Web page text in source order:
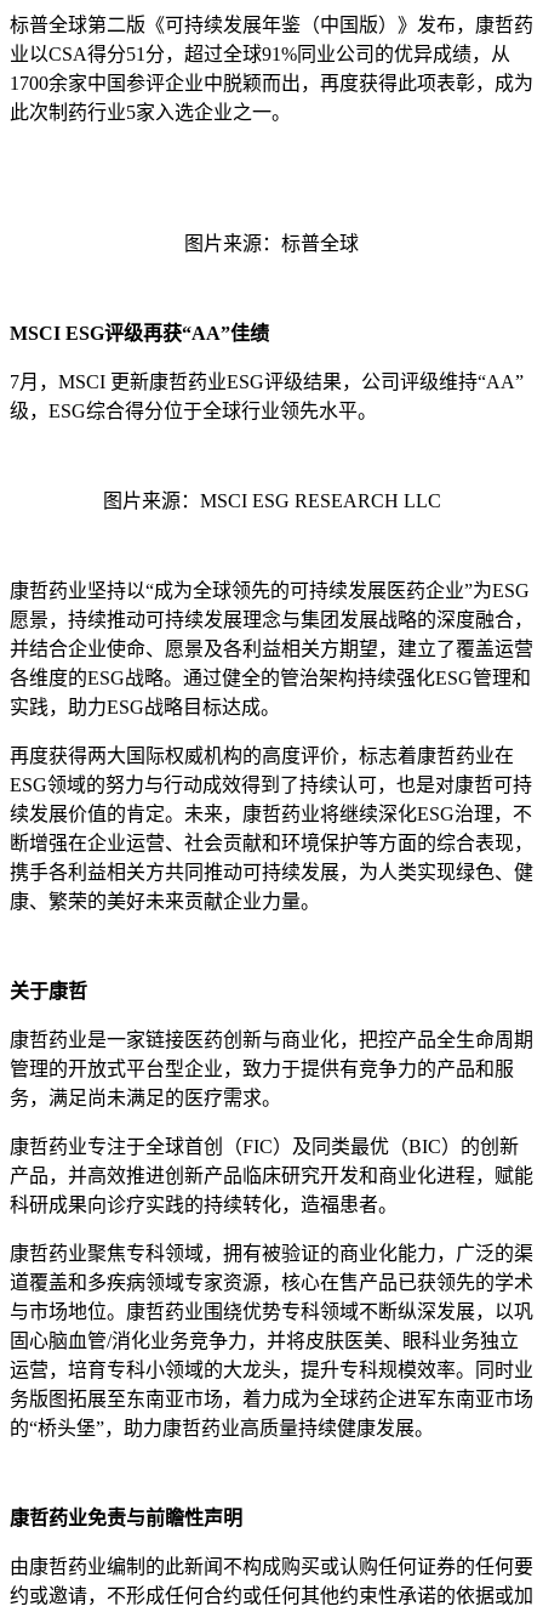
标普全球第二版《可持续发展年鉴（中国版）》发布，康哲药
业以CSA得分51 分，超过全球91%同业公司的优异成绩，从
1700余家中国参评企业中脱颖而出，再度获得此项表彰，成为
此次制药行业5家入选企业之一。
图片来源：标普全球
MSCI ESG评级再获“AA”佳绩
7月， MSCI 更新康哲药业ESG评级结果，公司评级维持“AA”
级， ESG综合得分位于全球行业领先水平。
图片来源： MSCI ESG RESEARCH LLC
康哲药业坚持以“成为全球领先的可持续发展医药企业”为ESG
愿景，持续推动可持续发展理念与集团发展战略的深度融合，
并结合企业使命、愿景及各利益相关方期望，建立了覆盖运营
各维度的ESG战略。通过健全的管治架构持续强化ESG管理和
实践，助力ESG战略目标达成。
再度获得两大国际权威机构的高度评价，标志着康哲药业在
ESG领域的努力与行动成效得到了持续认可，也是对康哲可持
续发展价值的肯定。未来，康哲药业将继续深化ESG治理，不
断增强在企业运营、社会贡献和环境保护等方面的综合表现，
携手各利益相关方共同推动可持续发展，为人类实现绿色、健
康、繁荣的美好未来贡献企业力量。
关于康哲
康哲药业是一家链接医药创新与商业化，把控产品全生命周期
管理的开放式平台型企业，致力于提供有竞争力的产品和服
务，满足尚未满足的医疗需求。
康哲药业专注于全球首创（FIC）及同类最优（BIC）的创新
产品，并高效推进创新产品临床研究开发和商业化进程，赋能
科研成果向诊疗实践的持续转化，造福患者。
康哲药业聚焦专科领域，拥有被验证的商业化能力，广泛的渠
道覆盖和多疾病领域专家资源，核心在售产品已获领先的学术
与市场地位。康哲药业围绕优势专科领域不断纵深发展，以巩
固心脑血管/消化业务竞争力，并将皮肤医美、眼科业务独立
运营，培育专科小领域的大龙头，提升专科规模效率。同时业
务版图拓展至东南亚市场，着力成为全球药企进军东南亚市场
的“桥头堡”，助力康哲药业高质量持续健康发展。
康哲药业免责与前瞻性声明
由康哲药业编制的此新闻不构成购买或认购任何证券的任何要
约或邀请，不形成任何合约或任何其他约束性承诺的依据或加